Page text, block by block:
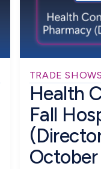
TRADE SHOWS
Health
Fall